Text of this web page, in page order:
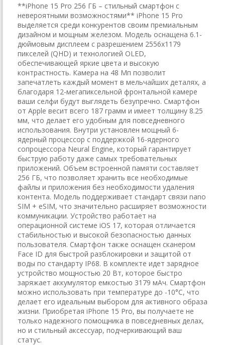
**iPhone 15 Pro 256 ГБ – стильный смартфон с
невероятными возможностями** iPhone 15 Pro
выделяется среди конкурентов своим премиальным
дизайном и мощным железом. Модель оснащена 6.1-
дюймовым дисплеем с разрешением 2556x1179
пикселей (QHD) и технологией OLED,
обеспечивающей яркие цвета и высокую
контрастность. Камера на 48 Мп позволит
запечатлеть каждый момент в мельчайших деталях, а
благодаря 12-мегапиксельной фронтальной камере
ваши селфи будут выглядеть безупречно. Смартфон
от Apple весит всего 187 грамм и имеет толщину 8.25
мм, что делает его удобным для повседневного
использования. Внутри установлен мощный 6-
ядерный процессор с поддержкой 16-ядерного
сопроцессора Neural Engine, который гарантирует
быструю работу даже самых требовательных
приложений. Объем встроенной памяти составляет
256 ГБ, что позволяет хранить все необходимые
файлы и приложения без необходимости удаления
контента. Модель поддерживает стандарт связи nano
SIM + eSIM, что значительно расширяет возможности
коммуникации. Устройство работает на
операционной системе iOS 17, которая отличается
стабильностью и высокой безопасностью данных
пользователя. Смартфон также оснащен сканером
Face ID для быстрой разблокировки и защитой от
воды по стандарту IP68. В комплекте идет зарядное
устройство мощностью 20 Вт, которое быстро
заряжает аккумулятор емкостью 3179 мАч. Смартфон
можно использовать при температуре до -10°C, что
делает его идеальным выбором для активного образа
жизни. Приобретая iPhone 15 Pro, вы получаете не
только надежного помощника в повседневных делах,
но и стильный аксессуар, подчеркивающий ваш
статус.